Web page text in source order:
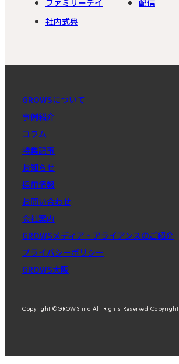
ファミリーデイ
社内式典
配信
GROWSについて
事例紹介
コラム
特集記事
お知らせ
採用情報
お問い合わせ
会社案内
GROWSメディア・アライアンスのご紹介
プライバシーポリシー
GROWS大阪
Copyright ©GROWS.inc All Rights Reserved.Copyright